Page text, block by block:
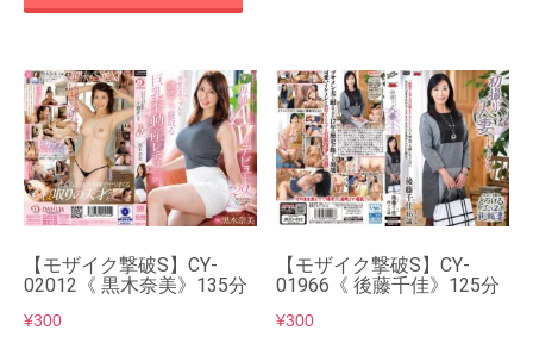
【モザイク撃破S】CY-
02012《 黒木奈美》135分
¥300
【モザイク撃破S】CY-
01966《 後藤千佳》125分
¥300